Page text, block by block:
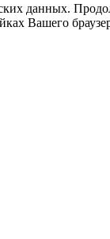
данных.
Вашего